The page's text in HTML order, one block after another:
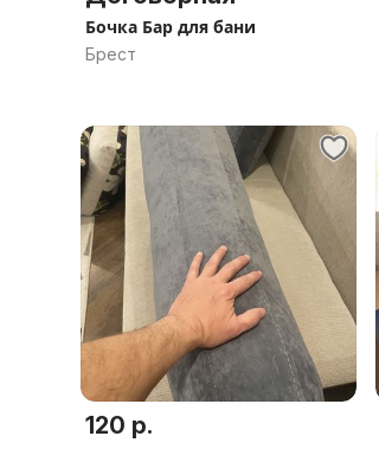
Бочка Бар для бани
Брест
120 р.